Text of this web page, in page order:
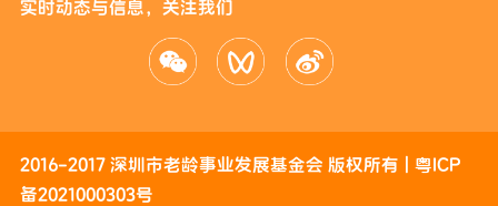
实时动态与信息，关注我们
2016-2017 深圳市老龄事业发展基金会 版权所有 | 粤ICP
备2021000303号